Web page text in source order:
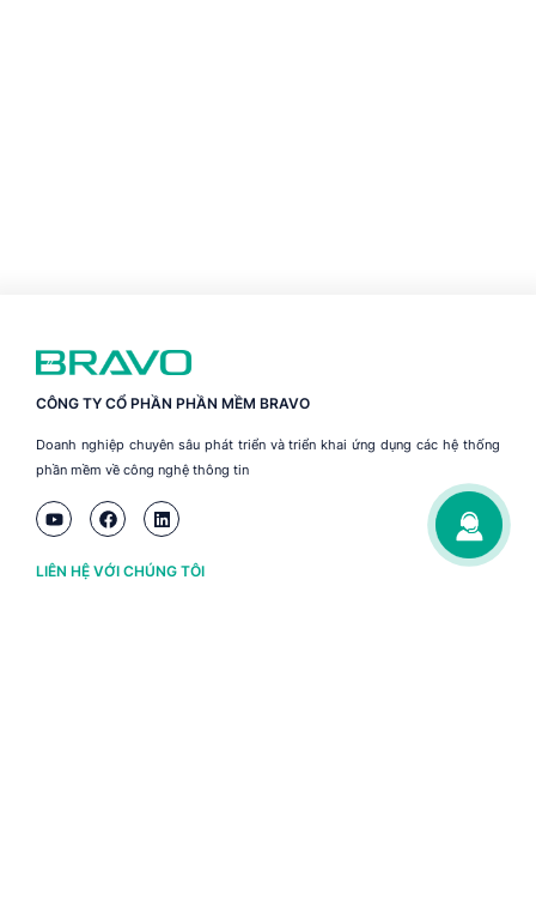
CÔNG TY CỔ PHẦN PHẦN MỀM BRAVO
Doanh nghiệp chuyên sâu phát triển và triển khai ứng dụng các hệ thống
phần mềm về công nghệ thông tin
LIÊN HỆ VỚI CHÚNG TÔI